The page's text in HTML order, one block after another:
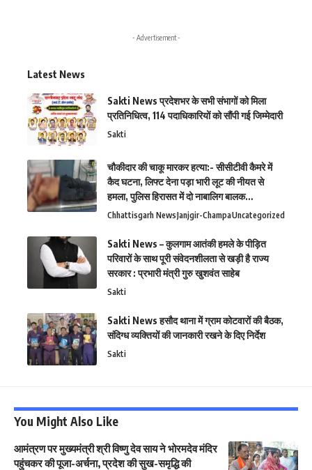
- Advertisement -
Latest News
Sakti News प्रदेशभर के सभी संभागों को मिला
प्रतिनिधित्व, 114 पदाधिकारियों को सौंपी गई जिम्मेदारी
Sakti
चौकीदार की चाकू मारकर हत्या:- सीसीटीवी कैमरे में
कैद घटना, लिफ्ट देना पड़ा भारी लूट की नीयत से
हमला, पुलिस हिरासत में दो नाबालिग बालक…
Chhattisgarh NewsJanjgir-ChampaUncategorized
Sakti News – कुलगाम आतंकी हमले के पीड़ित
परिवारों के साथ पूरी संवेदनशीलता से खड़ी है राज्य
सरकार : प्रभारी मंत्री गुरु खुशवंत साहेब
Sakti
Sakti News हसौद थाना में ग्राम कोटवारों की बैठक,
संदिग्ध व्यक्तियों की जानकारी रखने के दिए निर्देश
Sakti
You Might Also Like
आमंत्रण पर मुख्यमंत्री श्री विष्णु देव साय ने भोरमदेव मंदिर
पहुंचकर की पूजा-अर्चना, प्रदेश की सुख-समृद्धि की